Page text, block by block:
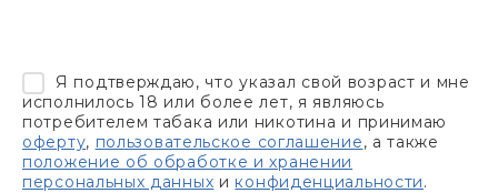
Я подтверждаю, что указал свой возраст и мне
исполнилось 18 или более лет, я являюсь
потребителем табака или никотина и принимаю
оферту, пользовательское соглашение, а также
положение об обработке и хранении
персональных данных и конфиденциальности.